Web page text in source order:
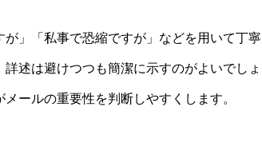
」「私事で恐縮ですが」などを用いて丁寧
述は避けつつも簡潔に示すのがよいでしょ
ールの重要性を判断しやすくします。